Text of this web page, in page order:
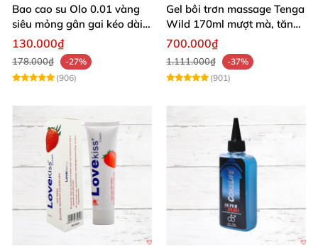
Bao cao su Olo 0.01 vàng
siêu mỏng gân gai kéo dài
yêu đỉnh
130.000₫
178.000₫
-27%
(906)
Gel bôi trơn massage Tenga
Wild 170ml mượt mà, tăng
khoái cảm
700.000₫
1.111.000₫
-37%
(901)